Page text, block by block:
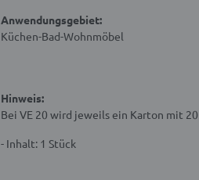
Anwendungsgebiet:
Küchen-Bad-Wohnmöbel
Hinweis:
Bei VE 20 wird jeweils ein Karton mit
- Inhalt: 1 Stück